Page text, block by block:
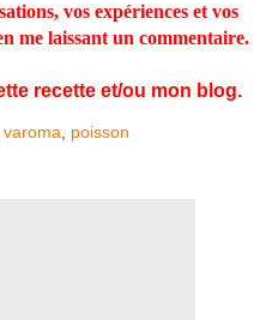
vos expériences et vos
me laissant un commentaire.
recette et/ou mon blog.
varoma poisson